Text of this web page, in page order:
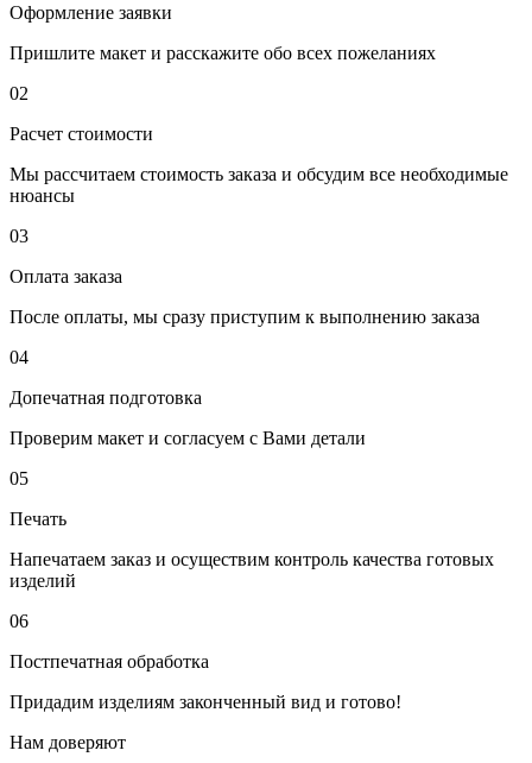
Оформление заявки
Пришлите макет и расскажите обо всех пожеланиях
02
Расчет стоимости
Мы рассчитаем стоимость заказа и обсудим все необходимые
нюансы
03
Оплата заказа
После оплаты, мы сразу приступим к выполнению заказа
04
Допечатная подготовка
Проверим макет и согласуем с Вами детали
05
Печать
Напечатаем заказ и осуществим контроль качества готовых
изделий
06
Постпечатная обработка
Придадим изделиям законченный вид и готово!
Нам доверяют